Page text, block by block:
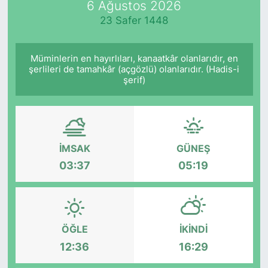
6 Ağustos 2026
23 Safer 1448
Müminlerin en hayırlıları, kanaatkâr olanlarıdır, en
şerlileri de tamahkâr (açgözlü) olanlarıdır. (Hadis-i
şerif)
İMSAK
03:37
GÜNEŞ
05:19
ÖĞLE
12:36
İKINDI
16:29
KÖŞE YAZILARI
KÖŞE YAZILARI (Arşiv)
RÖPORTAJ
SARIYER HABERLERİ
SARIYER İMAR BARIŞI
SEKTÖR